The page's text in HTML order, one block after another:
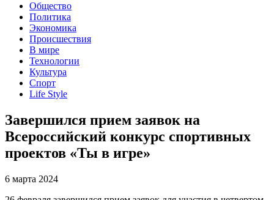
Общество
Политика
Экономика
Происшествия
В мире
Технологии
Культура
Спорт
Life Style
Завершился прием заявок на
Всероссийский конкурс спортивных
проектов «Ты в игре»
6 марта 2024